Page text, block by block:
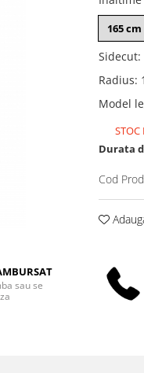
165 cm
Sidecut:
Radius:
Model
STOC
Durata
Cod
sau se